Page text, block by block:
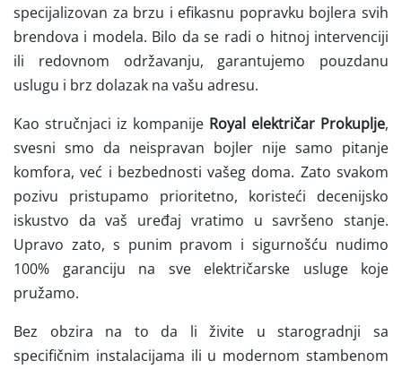
specijalizovan za brzu i efikasnu popravku bojlera svih
brendova i modela. Bilo da se radi o hitnoj intervenciji
ili redovnom održavanju, garantujemo pouzdanu
uslugu i brz dolazak na vašu adresu.
Kao stručnjaci iz kompanije Royal električar Prokuplje,
svesni smo da neispravan bojler nije samo pitanje
komfora, već i bezbednosti vašeg doma. Zato svakom
pozivu pristupamo prioritetno, koristeći decenijsko
iskustvo da vaš uređaj vratimo u savršeno stanje.
Upravo zato, s punim pravom i sigurnošću nudimo
100% garanciju na sve električarske usluge koje
pružamo.
Bez obzira na to da li živite u starogradnji sa
specifičnim instalacijama ili u modernom stambenom